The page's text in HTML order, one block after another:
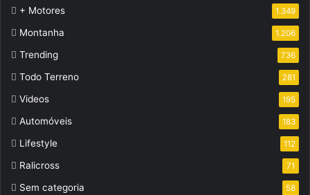
+ Motores 1.349
Montanha 1.206
Trending 736
Todo Terreno 281
Videos 195
Automóveis 183
Lifestyle 112
Ralicross 71
Sem categoria 58